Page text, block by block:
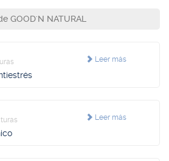
GOOD'N NATURAL
Leer más
Leer más